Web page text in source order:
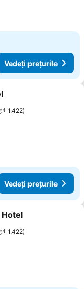
Vedeți prețurile
favorite
1.422
Vedeți prețurile
favorite
Hotel
1.422